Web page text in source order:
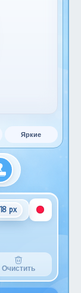
Яркие
18 px
Очистить